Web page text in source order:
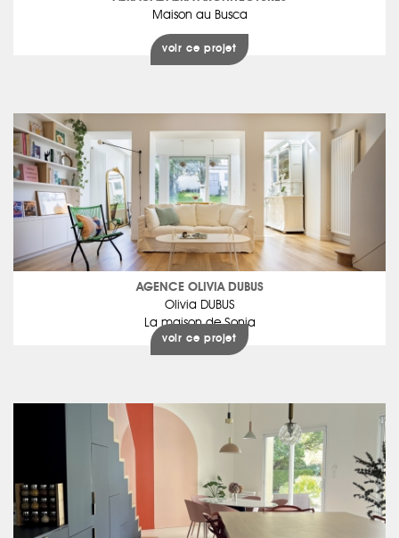
Maison au Busca
voir ce projet
AGENCE OLIVIA DUBUS
Olivia DUBUS
La maison de Sonia
voir ce projet